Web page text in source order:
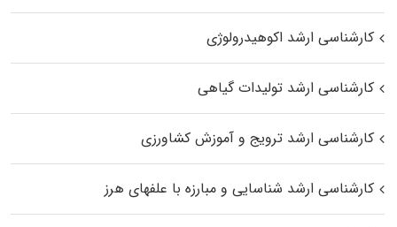
کارشناسی ارشد اکوهیدرولوژی
کارشناسی ارشد تولیدات گیاهی
کارشناسی ارشد ترویج و آموزش کشاورزی
کارشناسی ارشد شناسایی و مبارزه با علفهای هرز